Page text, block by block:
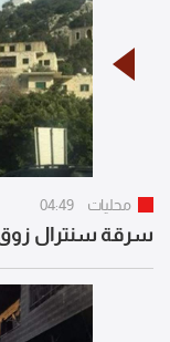
محليات 04:49
سرقة سنترال زوق